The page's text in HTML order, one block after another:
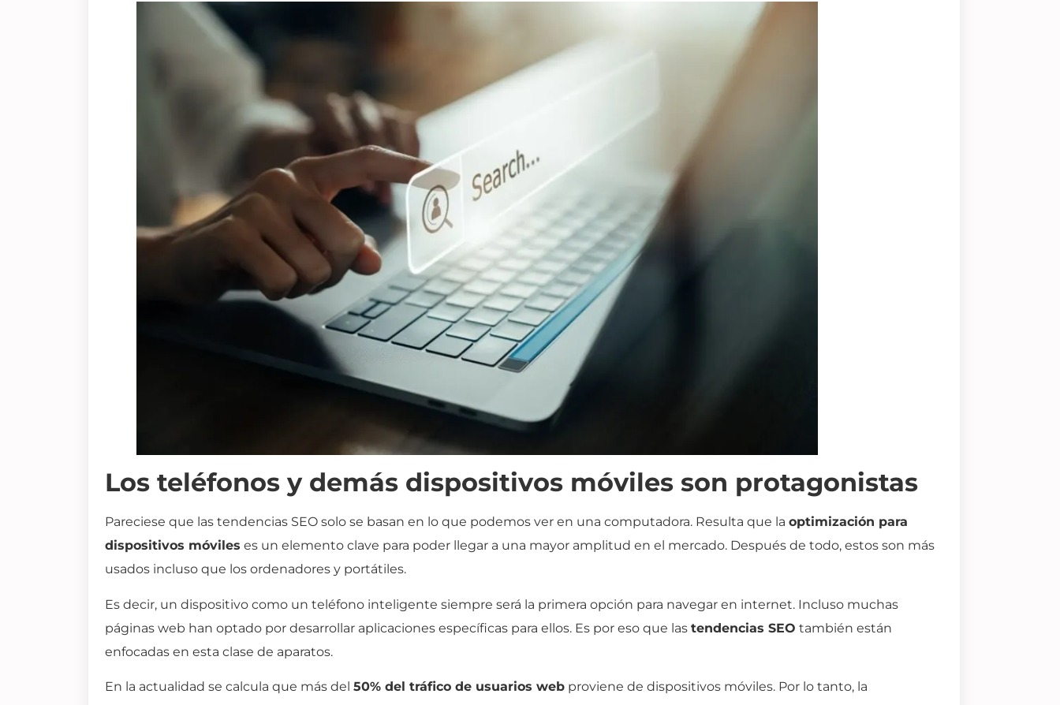
Los teléfonos y demás dispositivos móviles son protagonistas
Pareciese que las tendencias SEO solo se basan en lo que podemos ver en una computadora. Resulta que la optimización para
dispositivos móviles es un elemento clave para poder llegar a una mayor amplitud en el mercado. Después de todo, estos son más
usados incluso que los ordenadores y portátiles.
Es decir, un dispositivo como un teléfono inteligente siempre será la primera opción para navegar en internet. Incluso muchas
páginas web han optado por desarrollar aplicaciones específicas para ellos. Es por eso que las tendencias SEO también están
enfocadas en esta clase de aparatos.
En la actualidad se calcula que más del 50% del tráfico de usuarios web proviene de dispositivos móviles. Por lo tanto, la